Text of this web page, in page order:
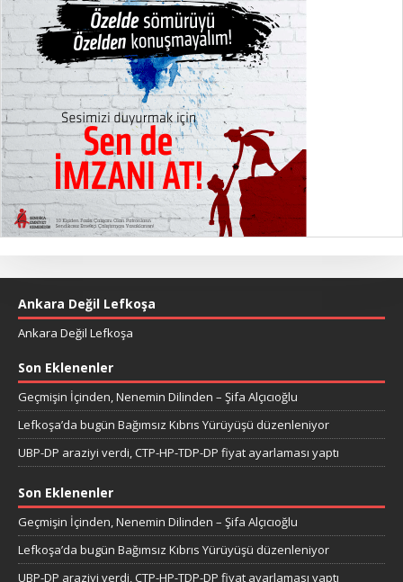
Ankara Değil Lefkoşa
Ankara Değil Lefkoşa
Son Eklenenler
Geçmişin İçinden, Nenemin Dilinden – Şifa Alçıcıoğlu
Lefkoşa’da bugün Bağımsız Kıbrıs Yürüyüşü düzenleniyor
UBP-DP araziyi verdi, CTP-HP-TDP-DP fiyat ayarlaması yaptı
Son Eklenenler
Geçmişin İçinden, Nenemin Dilinden – Şifa Alçıcıoğlu
Lefkoşa’da bugün Bağımsız Kıbrıs Yürüyüşü düzenleniyor
UBP-DP araziyi verdi, CTP-HP-TDP-DP fiyat ayarlaması yaptı